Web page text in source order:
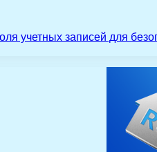
учетных записей для